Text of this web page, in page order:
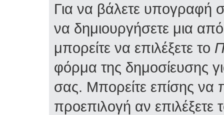
Για να βάλετε υπογραφή
να δημιουργήσετε μια
μπορείτε να επιλέξετε το
φόρμα της δημοσίευσης
σας. Μπορείτε επίσης
προεπιλογή αν